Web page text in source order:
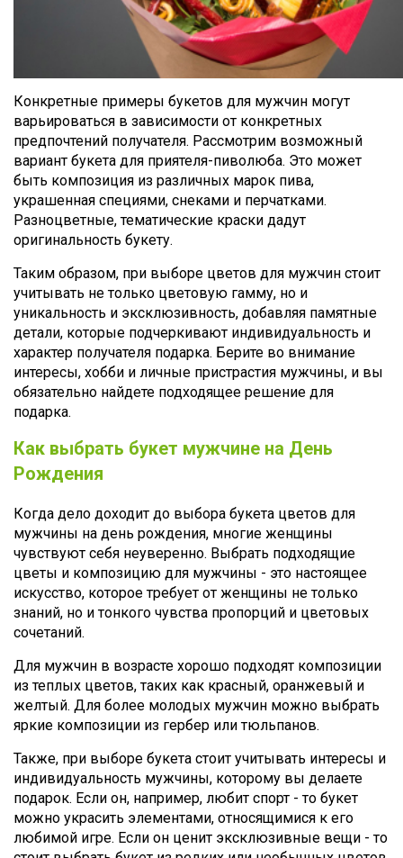
Конкретные примеры букетов для мужчин могут
варьироваться в зависимости от конкретных
предпочтений получателя. Рассмотрим возможный
вариант букета для приятеля-пиволюба. Это может
быть композиция из различных марок пива,
украшенная специями, снеками и перчатками.
Разноцветные, тематические краски дадут
оригинальность букету.
Таким образом, при выборе цветов для мужчин стоит
учитывать не только цветовую гамму, но и
уникальность и эксклюзивность, добавляя памятные
детали, которые подчеркивают индивидуальность и
характер получателя подарка. Берите во внимание
интересы, хобби и личные пристрастия мужчины, и вы
обязательно найдете подходящее решение для
подарка.
Как выбрать букет мужчине на День
Рождения
Когда дело доходит до выбора букета цветов для
мужчины на день рождения, многие женщины
чувствуют себя неуверенно. Выбрать подходящие
цветы и композицию для мужчины - это настоящее
искусство, которое требует от женщины не только
знаний, но и тонкого чувства пропорций и цветовых
сочетаний.
Для мужчин в возрасте хорошо подходят композиции
из теплых цветов, таких как красный, оранжевый и
желтый. Для более молодых мужчин можно выбрать
яркие композиции из гербер или тюльпанов.
Также, при выборе букета стоит учитывать интересы и
индивидуальность мужчины, которому вы делаете
подарок. Если он, например, любит спорт - то букет
можно украсить элементами, относящимися к его
любимой игре. Если он ценит эксклюзивные вещи - то